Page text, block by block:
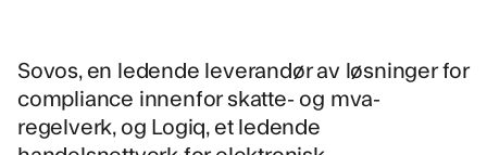
Sovos, en ledende leverandør av løsninger for
compliance innenfor skatte- og mva-
regelverk, og Logiq, et ledende